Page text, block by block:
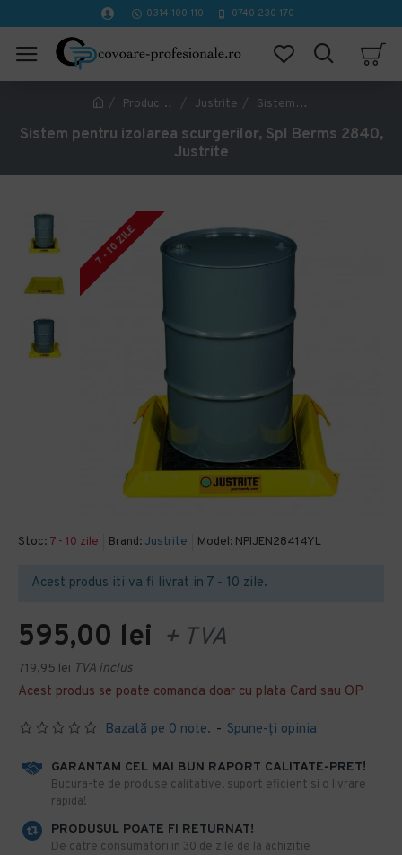
0314 100 110 0740 230 170
Producător Justrite Sistem pentru izolarea scurgerilor, Spl Berms 2840, Justrite
Sistem pentru izolarea scurgerilor, Spl Berms 2840,
Justrite
7 - 10 ZILE
Stoc: 7 - 10 zile Brand: Justrite Model: NPIJEN28414YL
Acest produs iti va fi livrat in 7 - 10 zile.
Bazată pe 0 note. - Spune-ţi opinia
595,00 lei + TVA
719,95 lei TVA inclus
Acest produs se poate comanda doar cu plata Card sau OP
GARANTAM CEL MAI BUN RAPORT CALITATE-PRET!
​Bucura-te de produse calitative, suport eficient si o livrare
rapida!
PRODUSUL POATE FI RETURNAT!
De catre consumatori in 30 de zile de la achizitie